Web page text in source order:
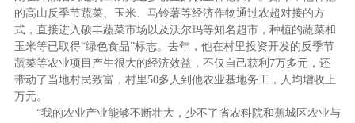
的高山反季节蔬菜、玉米、马铃薯等经济作物通过农超对接的方
式，直接进入硕丰蔬菜市场以及沃尔玛等知名超市，种植的蔬菜和
玉米等已取得“绿色食品”标志。去年，他在村里投资开发的反季节
蔬菜等农业项目产生很大的经济效益，不仅自己获利7万多元，还
带动了当地村民致富，村里50多人到他农业基地务工，人均增收上
万元。
“我的农业产业能够不断壮大，少不了省农科院和蕉城区农业与